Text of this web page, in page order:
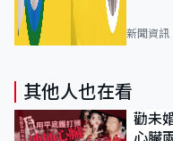
新聞資訊
其他人也在看
勸未
心臟